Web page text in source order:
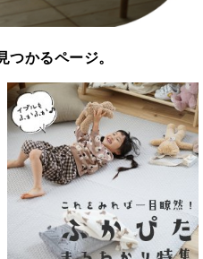
つかるページ。